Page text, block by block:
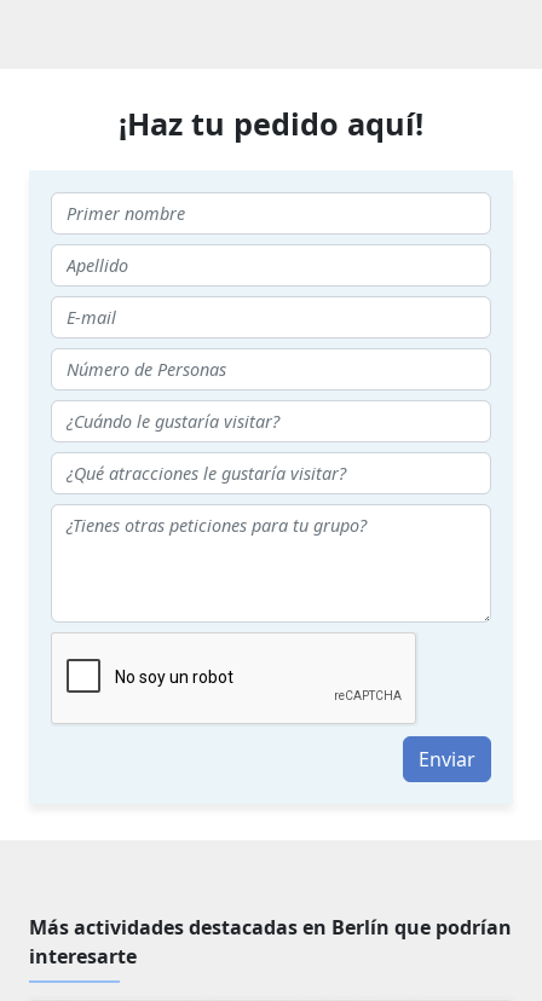
¡Haz tu pedido aquí!
Enviar
Más actividades destacadas en Berlín que podrían
interesarte